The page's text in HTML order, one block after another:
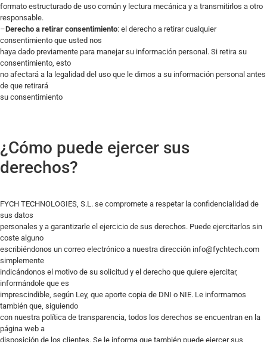
formato estructurado de uso común y lectura mecánica y a transmitirlos a otro
responsable.
–Derecho a retirar consentimiento: el derecho a retirar cualquier
consentimiento que usted nos
haya dado previamente para manejar su información personal. Si retira su
consentimiento, esto
no afectará a la legalidad del uso que le dimos a su información personal antes
de que retirará
su consentimiento
¿Cómo puede ejercer sus
derechos?
FYCH TECHNOLOGIES, S.L. se compromete a respetar la confidencialidad de
sus datos
personales y a garantizarle el ejercicio de sus derechos. Puede ejercitarlos sin
coste alguno
escribiéndonos un correo electrónico a nuestra dirección info@fychtech.com
simplemente
indicándonos el motivo de su solicitud y el derecho que quiere ejercitar,
informándole que es
imprescindible, según Ley, que aporte copia de DNI o NIE. Le informamos
también que, siguiendo
con nuestra política de transparencia, todos los derechos se encuentran en la
página web a
disposición de los clientes. Se le informa que también puede ejercer sus